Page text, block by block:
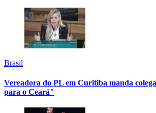
Brasil
Vereadora do PL em Curitiba manda
para o Ceará"